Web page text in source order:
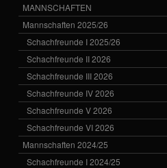
MANNSCHAFTEN
Mannschaften 2025/26
Schachfreunde I 2025/26
Schachfreunde II 2026
Schachfreunde III 2026
Schachfreunde IV 2026
Schachfreunde V 2026
Schachfreunde VI 2026
Mannschaften 2024/25
Schachfreunde I 2024/25